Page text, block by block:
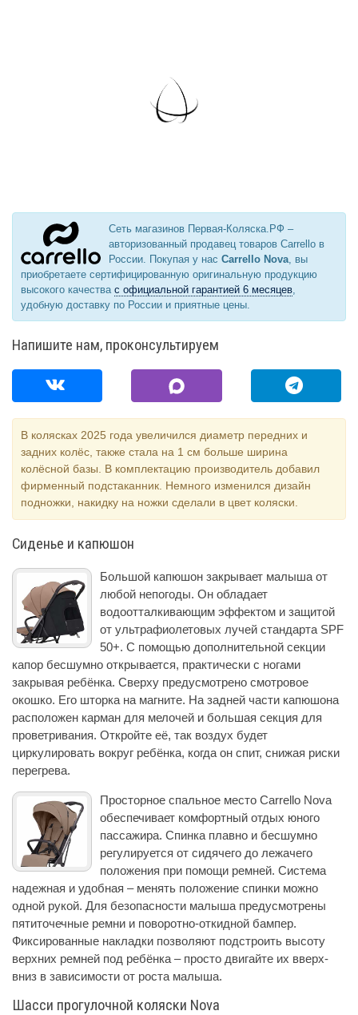
Сеть магазинов Первая-Коляска.РФ –
авторизованный продавец товаров Carrello в
России. Покупая у нас Carrello Nova , вы
приобретаете сертифицированную оригинальную продукцию
высокого качества с официальной гарантией 6 месяцев
удобную доставку по России и приятные цены.
Напишите нам, проконсультируем
В колясках 2025 года увеличился диаметр передних и
задних колёс, также стала на 1 см больше ширина
колёсной базы. В комплектацию производитель добавил
фирменный подстаканник. Немного изменился дизайн
подножки, накидку на ножки сделали в цвет коляски.
Сиденье и капюшон
Большой капюшон закрывает малыша от
любой непогоды. Он обладает
водоотталкивающим эффектом и защитой
от ультрафиолетовых лучей стандарта SPF
50+. C помощью дополнительной секции
капор бесшумно открывается, практически с ногами
закрывая ребёнка. Сверху предусмотрено смотровое
окошко. Его шторка на магните. На задней части капюшона
расположен карман для мелочей и большая секция для
проветривания. Откройте её, так воздух будет
циркулировать вокруг ребёнка, когда он спит, снижая риски
перегрева.
Просторное спальное место Carrello Nova
обеспечивает комфортный отдых юного
пассажира. Спинка плавно и бесшумно
регулируется от сидячего до лежачего
положения при помощи ремней. Система
надежная и удобная – менять положение спинки можно
одной рукой. Для безопасности малыша предусмотрены
пятиточечные ремни и поворотно-откидной бампер.
Фиксированные накладки позволяют подстроить высоту
верхних ремней под ребёнка – просто двигайте их вверх-
вниз в зависимости от роста малыша.
Шасси прогулочной коляски Nova